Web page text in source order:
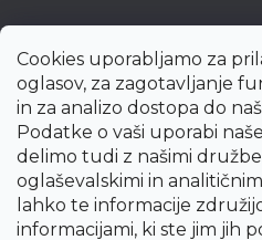
Cookies uporabljamo za
oglasov, za zagotavljanje
in za analizo dostopa do
Podatke o vaši uporabi
delimo tudi z našimi
oglaševalskimi in
lahko te informacije
informacijami, ki ste jim jih